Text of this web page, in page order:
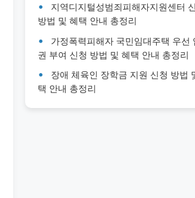
지역디지털성범죄피해자지원센터
방법 및 혜택 안내 총정리
가정폭력피해자 국민임대주택 우선
권 부여 신청 방법 및 혜택 안내 총정리
장애 체육인 장학금 지원 신청 방법
택 안내 총정리